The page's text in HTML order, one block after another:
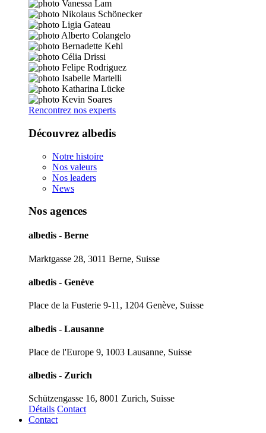
Rencontrez nos experts
Découvrez albedis
Notre histoire
Nos valeurs
Nos leaders
News
Nos agences
albedis - Berne
Marktgasse 28, 3011 Berne, Suisse
albedis - Genève
Place de la Fusterie 9-11, 1204 Genève, Suisse
albedis - Lausanne
Place de l'Europe 9, 1003 Lausanne, Suisse
albedis - Zurich
Schützengasse 16, 8001 Zurich, Suisse
Détails Contact
Contact